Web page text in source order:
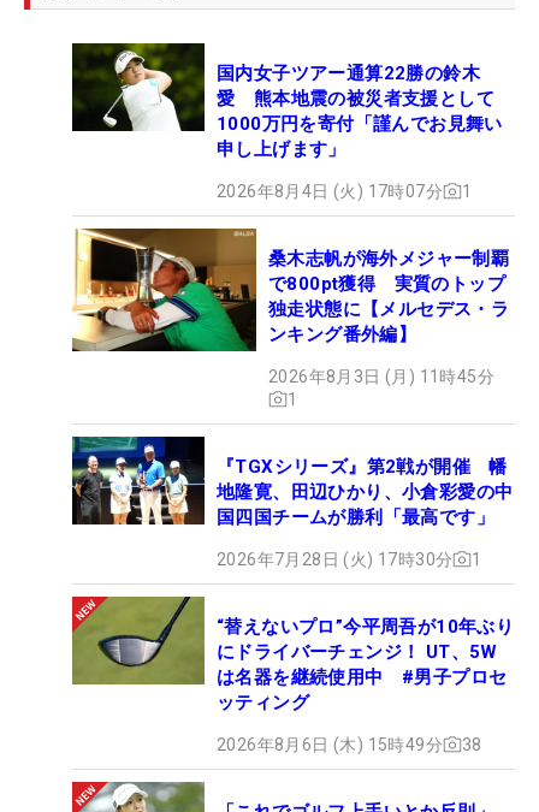
国内女子ツアー通算22勝の鈴木
愛 熊本地震の被災者支援として
1000万円を寄付「謹んでお見舞い
申し上げます」
2026年8月4日 (火) 17時07分 1
桑木志帆が海外メジャー制覇
で800pt獲得 実質のトップ
独走状態に【メルセデス・ラ
ンキング番外編】
2026年8月3日 (月) 11時45分
1
『TGXシリーズ』第2戦が開催 幡
地隆寛、田辺ひかり、小倉彩愛の中
国四国チームが勝利「最高です」
2026年7月28日 (火) 17時30分 1
“替えないプロ”今平周吾が10年ぶり
にドライバーチェンジ！ UT、5W
は名器を継続使用中 #男子プロセ
ッティング
2026年8月6日 (木) 15時49分 38